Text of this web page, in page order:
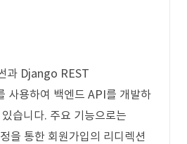
과 Django REST
사용하여 백엔드 API를 개발하
습니다. 주요 기능으로는
을 통한 회원가입의 리디렉션